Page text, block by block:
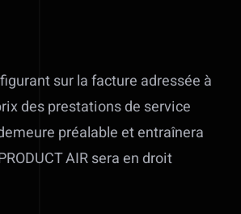
sur la facture adressée à
des prestations de service
préalable et entraînera
AIR sera en droit